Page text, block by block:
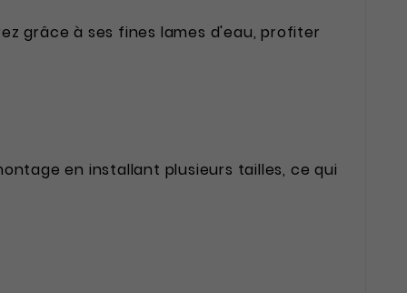
grâce à ses fines lames d'eau, profiter
en installant plusieurs tailles, ce qui